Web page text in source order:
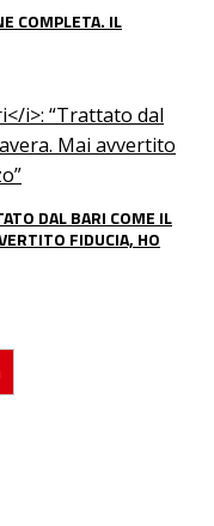
COMPLETA. IL
DAL BARI COME IL
FIDUCIA, HO